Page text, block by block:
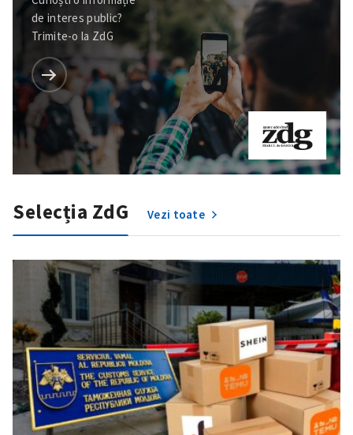
de interes public?
Trimite-o la ZdG
Selecția ZdG Vezi toate